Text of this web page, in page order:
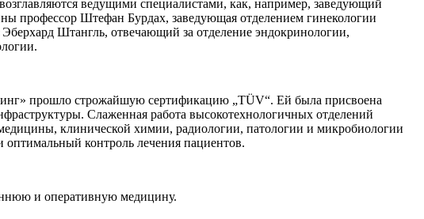
ведущими специалистами, как, например, заведующий
профессор Штефан Бурдах, заведующая отделением гинекологии
Штангль, отвечающий за отделение эндокринологии,
прошло строжайшую сертификацию „TÜV“. Ей была присвоена
Слаженная работа высокотехнологичных отделений
клинической химии, радиологии, патологии и микробиологии
оптимальный контроль лечения пациентов.
и оперативную медицину.